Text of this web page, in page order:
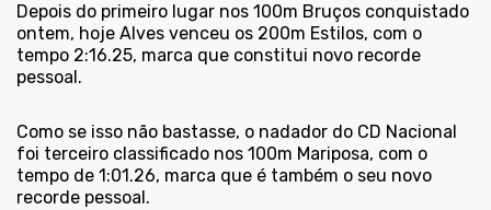
Depois do primeiro lugar nos 100m Bruços conquistado
ontem, hoje Alves venceu os 200m Estilos, com o
tempo 2:16.25, marca que constitui novo recorde
pessoal.
Como se isso não bastasse, o nadador do CD Nacional
foi terceiro classificado nos 100m Mariposa, com o
tempo de 1:01.26, marca que é também o seu novo
recorde pessoal.